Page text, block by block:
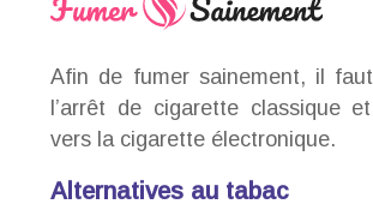
Afin de fumer sainement, il
l’arrêt de cigarette classique
vers la cigarette électronique.
Alternatives au tabac